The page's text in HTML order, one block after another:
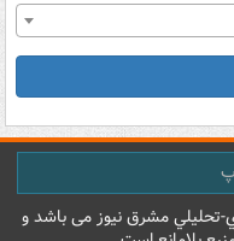
تحليلي مشرق نيوز می باشد و